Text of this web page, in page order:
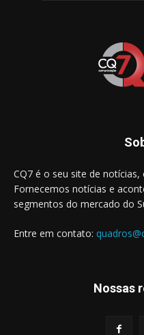
CQ7 é o seu site de
Fornecemos notícias e
segmentos do mercado do
Entre em contato:
Nossas